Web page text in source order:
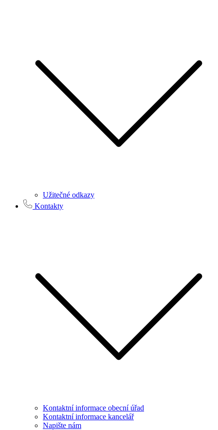
Užitečné odkazy
Kontakty
Kontaktní informace obecní úřad
Kontaktní informace kancelář
Napište nám